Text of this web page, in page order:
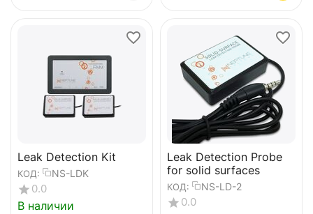
Leak Detection Kit
КОД: NS-LDK
0.0
В наличии
Leak Detection Probe
for solid surfaces
КОД: NS-LD-2
0.0